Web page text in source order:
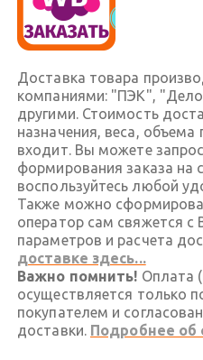
Доставка товара
компаниями: "ПЭК",
другими. Стоимость
назначения, веса, объема
входит. Вы можете
формирования заказа на
воспользуйтесь любой
Также можно
оператор сам свяжется с
параметров и расчета
доставке здесь...
Важно помнить! Оплата
осуществляется только
покупателем и
доставки. Подробнее об